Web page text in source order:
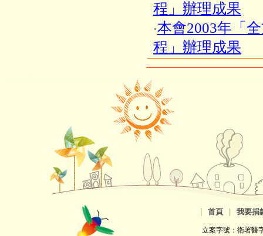
程」辦理成果
‧本會2003年「
程」辦理成果
首頁 我要捐
立案字號：衛署醫